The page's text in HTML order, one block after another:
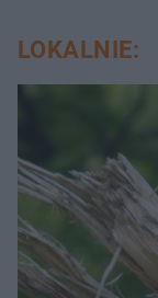
LOKALNIE: